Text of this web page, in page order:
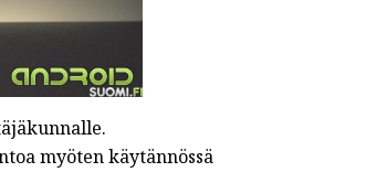
myöten käytännössä